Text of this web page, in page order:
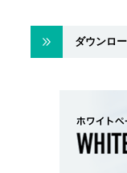
ダウンロ